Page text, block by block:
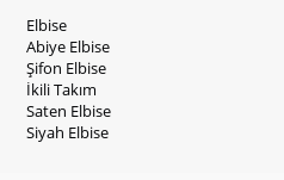
Elbise
Abiye Elbise
Şifon Elbise
İkili Takım
Saten Elbise
Siyah Elbise